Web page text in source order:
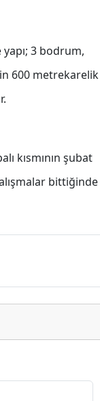
3 bodrum,
600 metrekarelik
kısmının şubat
bittiğinde